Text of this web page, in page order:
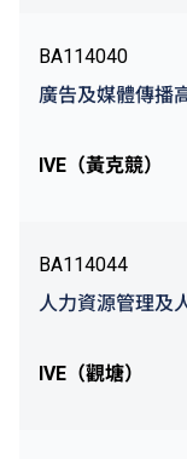
BA114040
廣告及媒體傳播
IVE（黃克競）
BA114044
人力資源管理及
IVE（觀塘）